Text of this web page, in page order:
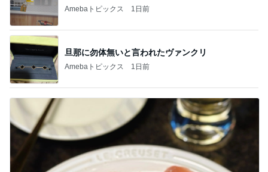
Amebaトピックス 1日前
旦那に勿体無いと言われたヴァンクリ
Amebaトピックス 1日前